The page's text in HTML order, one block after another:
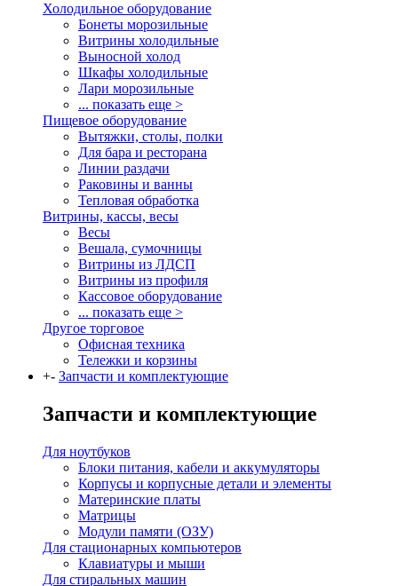
Холодильное оборудование
Бонеты морозильные
Витрины холодильные
Выносной холод
Шкафы холодильные
Лари морозильные
... показать еще >
Пищевое оборудование
Вытяжки, столы, полки
Для бара и ресторана
Линии раздачи
Раковины и ванны
Тепловая обработка
Витрины, кассы, весы
Весы
Вешала, сумочницы
Витрины из ЛДСП
Витрины из профиля
Кассовое оборудование
... показать еще >
Другое торговое
Офисная техника
Тележки и корзины
+- Запчасти и комплектующие
Запчасти и комплектующие
Для ноутбуков
Блоки питания, кабели и аккумуляторы
Корпусы и корпусные детали и элементы
Материнские платы
Матрицы
Модули памяти (ОЗУ)
Для стационарных компьютеров
Клавиатуры и мыши
Для стиральных машин